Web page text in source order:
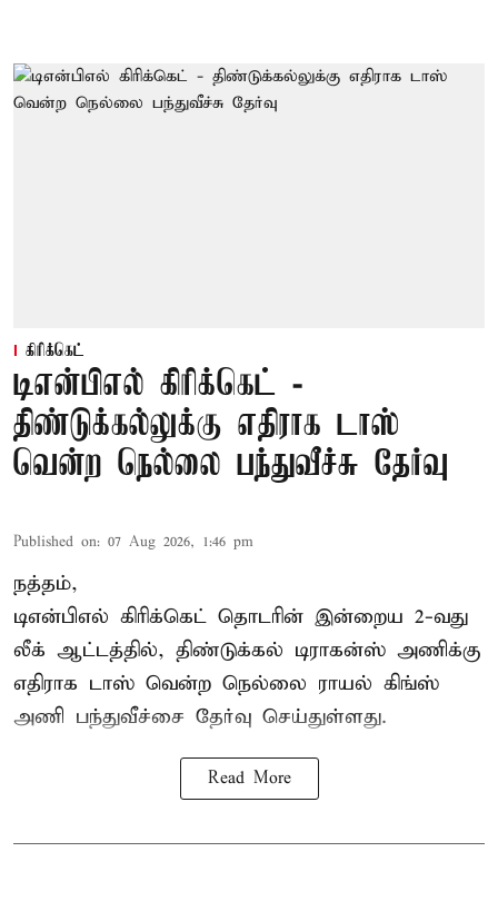
கிரிக்கெட்
டிஎன்பிஎல் கிரிக்கெட் -
திண்டுக்கல்லுக்கு எதிராக டாஸ்
வென்ற நெல்லை பந்துவீச்சு தேர்வு
Published on: 07 Aug 2026, 1:46 pm
நத்தம்,
டிஎன்பிஎல் கிரிக்கெட் தொடரின் இன்றைய 2-வது
லீக் ஆட்டத்தில், திண்டுக்கல் டிராகன்ஸ் அணிக்கு
எதிராக டாஸ் வென்ற நெல்லை ராயல் கிங்ஸ்
அணி பந்துவீச்சை தேர்வு செய்துள்ளது.
Read More